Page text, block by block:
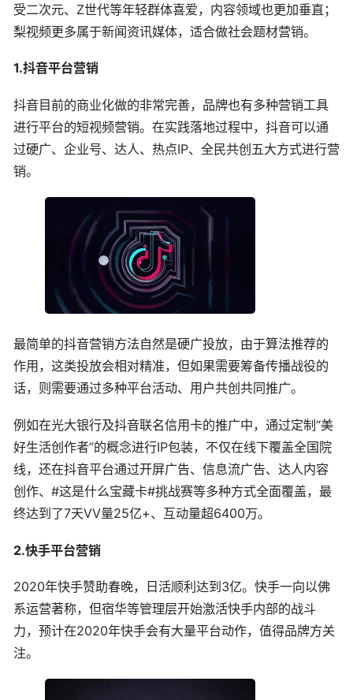
受二次元、Z世代等年轻群体喜爱，内容领域也更加垂直；
梨视频更多属于新闻资讯媒体，适合做社会题材营销。
1.抖音平台营销
抖音目前的商业化做的非常完善，品牌也有多种营销工具
进行平台的短视频营销。在实践落地过程中，抖音可以通
过硬广、企业号、达人、热点IP、全民共创五大方式进行营
销。
最简单的抖音营销方法自然是硬广投放，由于算法推荐的
作用，这类投放会相对精准，但如果需要筹备传播战役的
话，则需要通过多种平台活动、用户共创共同推广。
例如在光大银行及抖音联名信用卡的推广中，通过定制“美
好生活创作者”的概念进行IP包装，不仅在线下覆盖全国院
线，还在抖音平台通过开屏广告、信息流广告、达人内容
创作、#这是什么宝藏卡#挑战赛等多种方式全面覆盖，最
终达到了7天VV量25亿+、互动量超6400万。
2.快手平台营销
2020年快手赞助春晚，日活顺利达到3亿。快手一向以佛
系运营著称，但宿华等管理层开始激活快手内部的战斗
力，预计在2020年快手会有大量平台动作，值得品牌方关
注。